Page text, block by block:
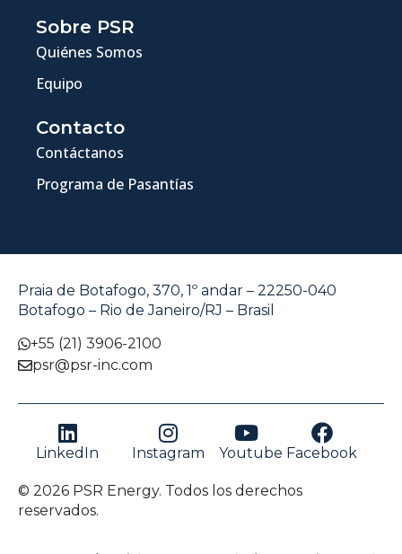
Sobre PSR
Quiénes Somos
Equipo
Contacto
Contáctanos
Programa de Pasantías
Praia de Botafogo, 370, 1º andar – 22250-040
Botafogo – Rio de Janeiro/RJ – Brasil
+55 (21) 3906-2100
psr@psr-inc.com
LinkedIn Instagram Youtube Facebook
© 2026 PSR Energy. Todos los derechos
reservados.